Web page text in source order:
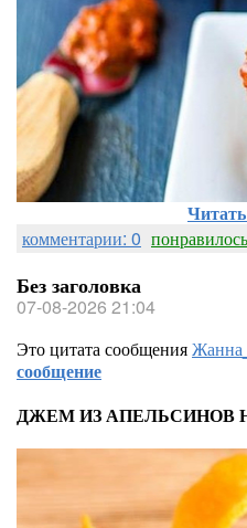
комментарии: 0
Без заголовка
07-08-2026 21:04
Это цитата сообщения
сообщение
ДЖЕМ ИЗ АПЕЛЬСИНОВ